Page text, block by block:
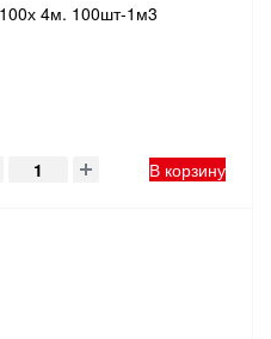
4м. 100шт-1м3
В корзину